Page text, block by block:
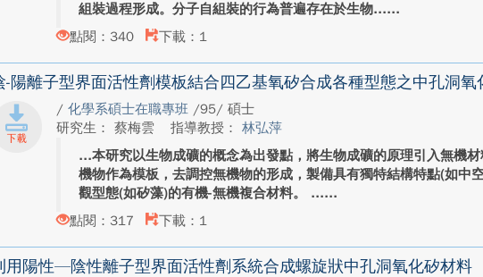
組裝過程形成。分子自組裝的行為普遍存在於生物...
點閱：340
下載：1
-陽離子型界面活性劑模板結合四乙基氧矽合成各種型態之中孔洞氧
/化學系碩士在職專班 /95/ 碩士
研究生： 蔡梅雲
指導教授：林弘萍
本研究以生物成礦的概念為出發點，將生物成礦的原理引入無機
機物作為模板，去調控無機物的形成，製備具有獨特結構特點(如中
觀型態(如矽藻)的有機-無機複合材料。 ...
點閱：317
下載：1
用陽性—陰性離子型界面活性劑系統合成螺旋狀中孔洞氧化矽材料